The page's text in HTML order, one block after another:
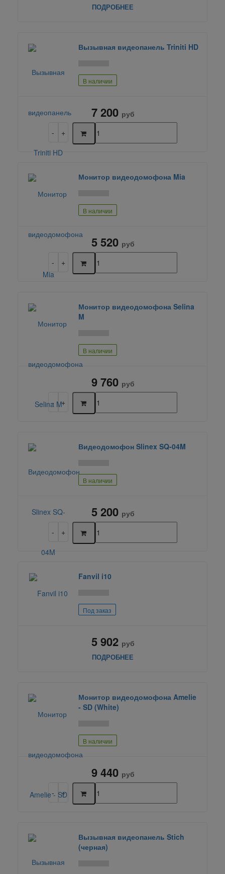
ПОДРОБНЕЕ
Вызывная видеопанель Triniti HD
В наличии
7 200 руб
Монитор видеодомофона Mia
В наличии
5 520 руб
Монитор видеодомофона Selina
M
В наличии
9 760 руб
Видеодомофон Slinex SQ-04M
В наличии
5 200 руб
Fanvil i10
Под заказ
5 902 руб
ПОДРОБНЕЕ
Монитор видеодомофона Amelie
- SD (White)
В наличии
9 440 руб
Вызывная видеопанель Stich
(черная)